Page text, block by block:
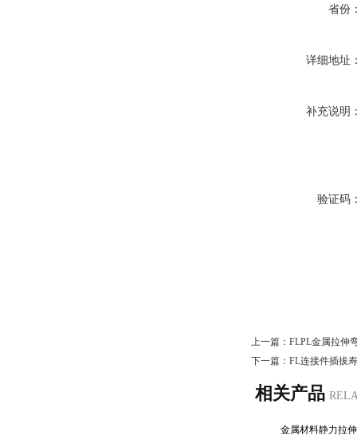
省份
详细地址
补充说明
验证码
上一篇： FLPL金属拉伸
下一篇： FL连接件插拔
相关产品
金属材料静力拉